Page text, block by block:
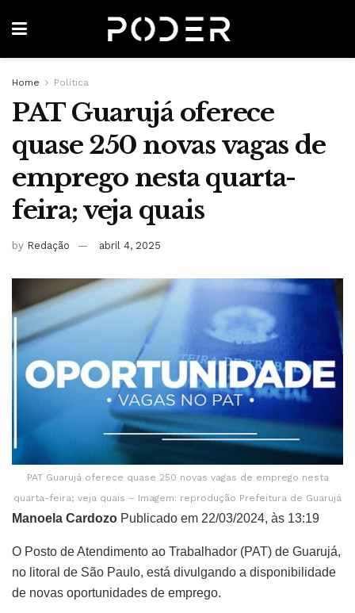
Home Política
PAT Guarujá oferece
quase 250 novas vagas de
emprego nesta quarta-
feira; veja quais
by Redação abril 4, 2025
PAT Guarujá oferece quase 250 novas vagas de emprego nesta
quarta-feira; veja quais – Imagem: reprodução Prefeitura de Guarujá
Manoela Cardozo Publicado em 22/03/2024, às 13:19
O Posto de Atendimento ao Trabalhador (PAT) de Guarujá,
no litoral de São Paulo, está divulgando a disponibilidade
de novas oportunidades de emprego.